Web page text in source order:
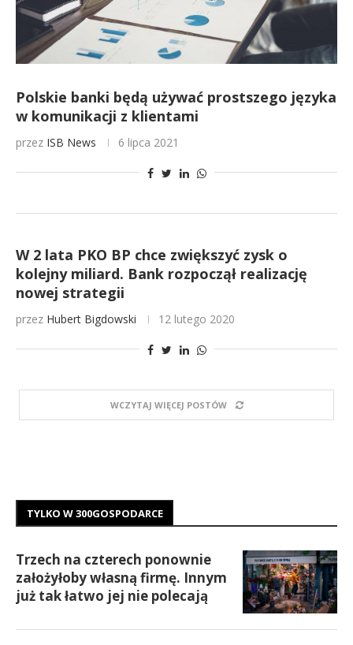
Polskie banki będą używać prostszego języka
w komunikacji z klientami
przez ISB News 6 lipca 2021
W 2 lata PKO BP chce zwiększyć zysk o
kolejny miliard. Bank rozpoczął realizację
nowej strategii
przez Hubert Bigdowski 12 lutego 2020
WCZYTAJ WIĘCEJ POSTÓW
TYLKO W 300GOSPODARCE
Trzech na czterech ponownie
założyłoby własną firmę. Innym
już tak łatwo jej nie polecają